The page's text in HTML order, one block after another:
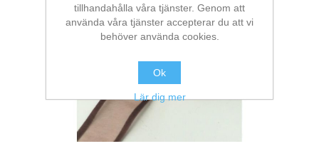
tillhandahålla våra tjänster. Genom att
använda våra tjänster accepterar du att vi
behöver använda cookies.
Ok
Lär dig mer